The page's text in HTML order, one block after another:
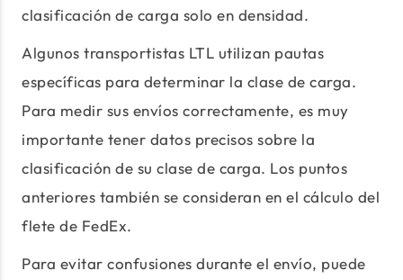
clasificación de carga solo en densidad.
Algunos transportistas LTL utilizan pautas
específicas para determinar la clase de carga.
Para medir sus envíos correctamente, es muy
importante tener datos precisos sobre la
clasificación de su clase de carga. Los puntos
anteriores también se consideran en el cálculo del
flete de FedEx.
Para evitar confusiones durante el envío, puede